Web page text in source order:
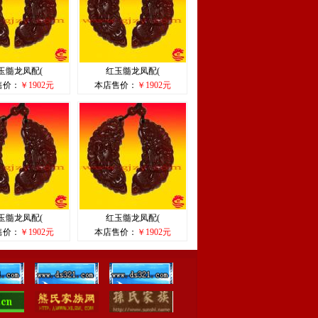
髓龙凤配(
： ￥1902元
红玉髓龙凤配(
本店售价： ￥1902元
髓龙凤配(
： ￥1902元
红玉髓龙凤配(
本店售价： ￥1902元